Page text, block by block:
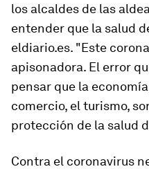
los alcaldes de las
entender que la salud
eldiario.es. "Este
apisonadora. El error
pensar que la
comercio, el turismo,
protección de la salud
Contra el coronavirus